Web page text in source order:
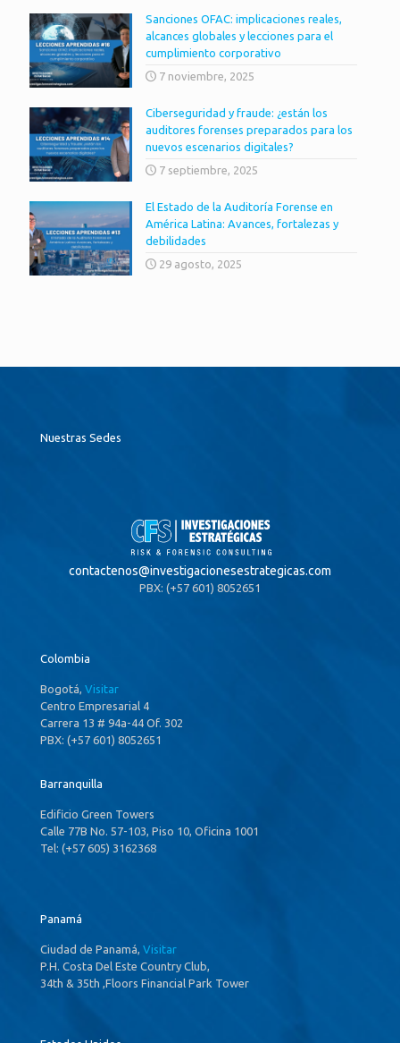
Sanciones OFAC: implicaciones reales,
alcances globales y lecciones para el
cumplimiento corporativo
7 noviembre, 2025
Ciberseguridad y fraude: ¿están los
auditores forenses preparados para los
nuevos escenarios digitales?
7 septiembre, 2025
El Estado de la Auditoría Forense en
América Latina: Avances, fortalezas y
debilidades
29 agosto, 2025
Nuestras Sedes
contactenos@investigacionesestrategicas.com
PBX: (+57 601) 8052651
Colombia
Bogotá, Visitar
Centro Empresarial 4
Carrera 13 # 94a-44 Of. 302
PBX: (+57 601) 8052651
Barranquilla
Edificio Green Towers
Calle 77B No. 57-103, Piso 10, Oficina 1001
Tel: (+57 605) 3162368
Panamá
Ciudad de Panamá, Visitar
P.H. Costa Del Este Country Club,
34th & 35th ,Floors Financial Park Tower